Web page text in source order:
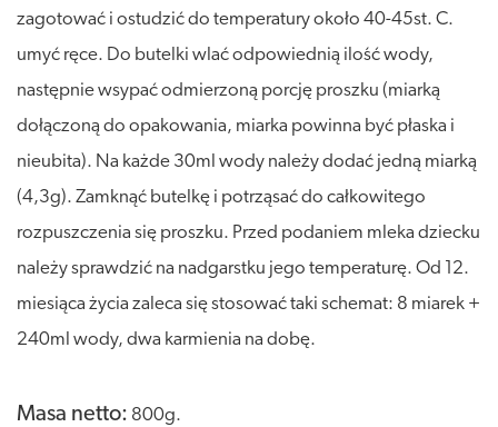
zagotować i ostudzić do temperatury około 40-45st. C.
umyć ręce. Do butelki wlać odpowiednią ilość wody,
następnie wsypać odmierzoną porcję proszku (miarką
dołączoną do opakowania, miarka powinna być płaska i
nieubita). Na każde 30ml wody należy dodać jedną miarką
(4,3g). Zamknąć butelkę i potrząsać do całkowitego
rozpuszczenia się proszku. Przed podaniem mleka dziecku
należy sprawdzić na nadgarstku jego temperaturę. Od 12.
miesiąca życia zaleca się stosować taki schemat: 8 miarek +
240ml wody, dwa karmienia na dobę.
Masa netto: 800g.